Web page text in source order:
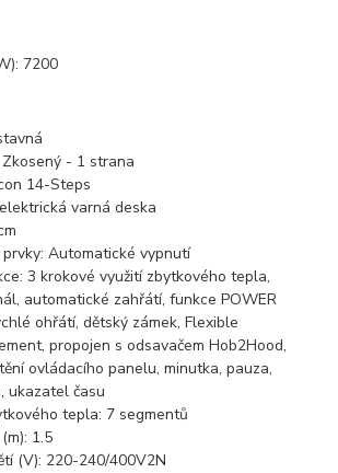
7200
- 1 strana
14-Steps
varná deska
Automatické vypnutí
3 krokové využití zbytkového tepla,
automatické zahřátí, funkce POWER
ohřátí, dětský zámek, Flexible
propojen s odsavačem Hob2Hood,
ovládacího panelu, minutka, pauza,
ukazatel času
tepla: 7 segmentů
1.5
(V): 220-240/400V2N